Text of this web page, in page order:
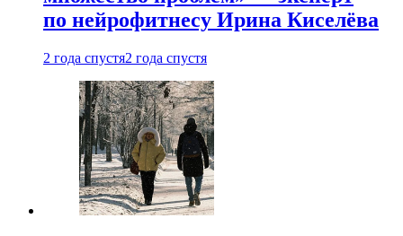
по нейрофитнесу Ирина Киселёва
2 года спустя2 года спустя